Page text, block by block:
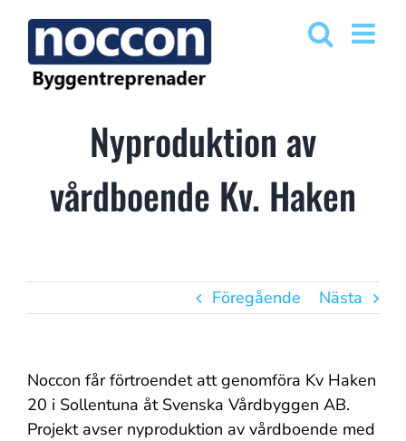
innehållet
Nyproduktion av
vårdboende Kv. Haken
Föregående Nästa
Noccon får förtroendet att genomföra Kv Haken
20 i Sollentuna åt Svenska Vårdbyggen AB.
Projekt avser nyproduktion av vårdboende med